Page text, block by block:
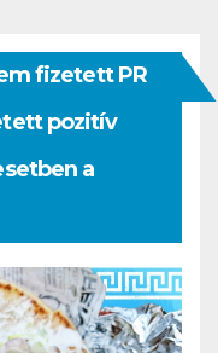
fizetett PR
pozitív
a